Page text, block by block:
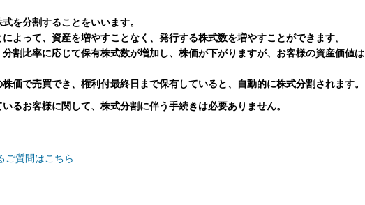
を分割することをいいます。
よって、資産を増やすことなく、発行する株式数を増やすことができます。
割比率に応じて保有株式数が増加し、株価が下がりますが、お客様の資産価値は
価で売買でき、権利付最終日まで保有していると、自動的に株式分割されます。
るお客様に関して、株式分割に伴う手続きは必要ありません。
ご質問はこちら